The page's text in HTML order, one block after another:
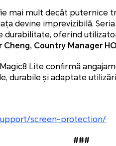
mai mult decât puternice
devine imprevizibilă.
durabilitate, oferind
Cheng, Country Manager
Magic8 Lite confirmă
durabile și adaptate
screen-protection/
###